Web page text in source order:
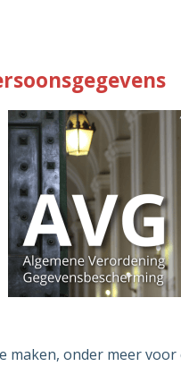
maken, onder meer voor